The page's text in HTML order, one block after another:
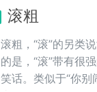
滚粗
滚粗，“滚”的另类
的是，“滚”带有很
笑话。类似于“你别